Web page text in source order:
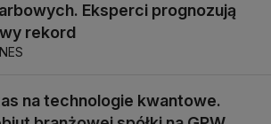
Eksperci prognozują
rekord
na technologie kwantowe.